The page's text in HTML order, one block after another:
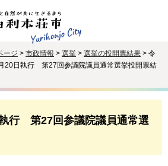
ージ > 市政情報 > 選挙 > 選挙の投開票結果 > 令
20日執行 第27回参議院議員通常選挙投開票結
行 第27回参議院議員通常選